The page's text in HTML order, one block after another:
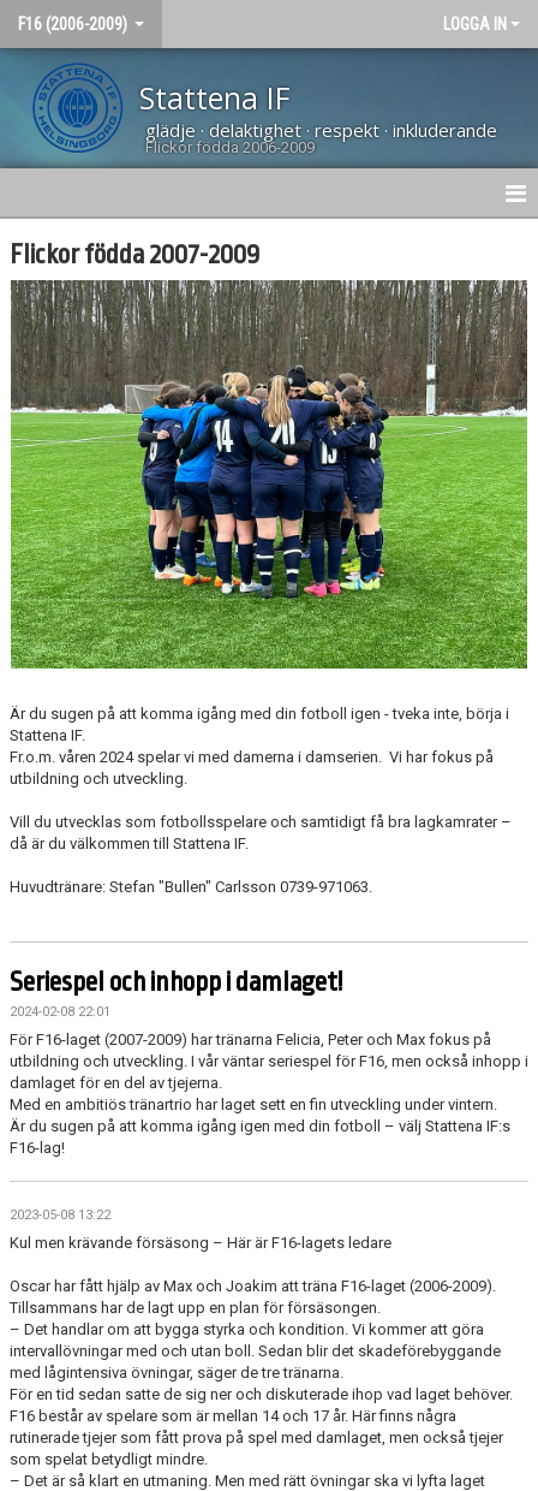
F16 (2006-2009) LOGGA IN
Stattena IF
glädje · delaktighet · respekt · inkluderande
Flickor födda 2006-2009
HEM
NYHETER
KALENDER
DOKUMENT
KONTAKT
BÖRJA SPELA
Flickor födda 2007-2009
Är du sugen på att komma igång med din fotboll igen - tveka inte, börja i
Stattena IF.
Fr.o.m. våren 2024 spelar vi med damerna i damserien. Vi har fokus på
utbildning och utveckling.
Vill du utvecklas som fotbollsspelare och samtidigt få bra lagkamrater –
då är du välkommen till Stattena IF.
Huvudtränare: Stefan "Bullen" Carlsson 0739-971063.
Seriespel och inhopp i damlaget!
2024-02-08 22:01
För F16-laget (2007-2009) har tränarna Felicia, Peter och Max fokus på
utbildning och utveckling. I vår väntar seriespel för F16, men också inhopp i
damlaget för en del av tjejerna.
Med en ambitiös tränartrio har laget sett en fin utveckling under vintern.
Är du sugen på att komma igång igen med din fotboll – välj Stattena IF:s
F16-lag!
2023-05-08 13:22
Kul men krävande försäsong – Här är F16-lagets ledare
Oscar har fått hjälp av Max och Joakim att träna F16-laget (2006-2009).
Tillsammans har de lagt upp en plan för försäsongen.
– Det handlar om att bygga styrka och kondition. Vi kommer att göra
intervallövningar med och utan boll. Sedan blir det skadeförebyggande
med lågintensiva övningar, säger de tre tränarna.
För en tid sedan satte de sig ner och diskuterade ihop vad laget behöver.
F16 består av spelare som är mellan 14 och 17 år. Här finns några
rutinerade tjejer som fått prova på spel med damlaget, men också tjejer
som spelat betydligt mindre.
– Det är så klart en utmaning. Men med rätt övningar ska vi lyfta laget